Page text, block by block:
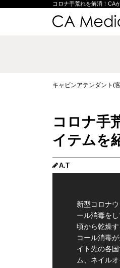
コロナ手荒れを解消！CA
キャビンアテンダント(
コロナ手
イテムを
A.T
新型コロナ
ール消毒を
頃から乾燥
コール消毒
イト先の各
ム、ネイル